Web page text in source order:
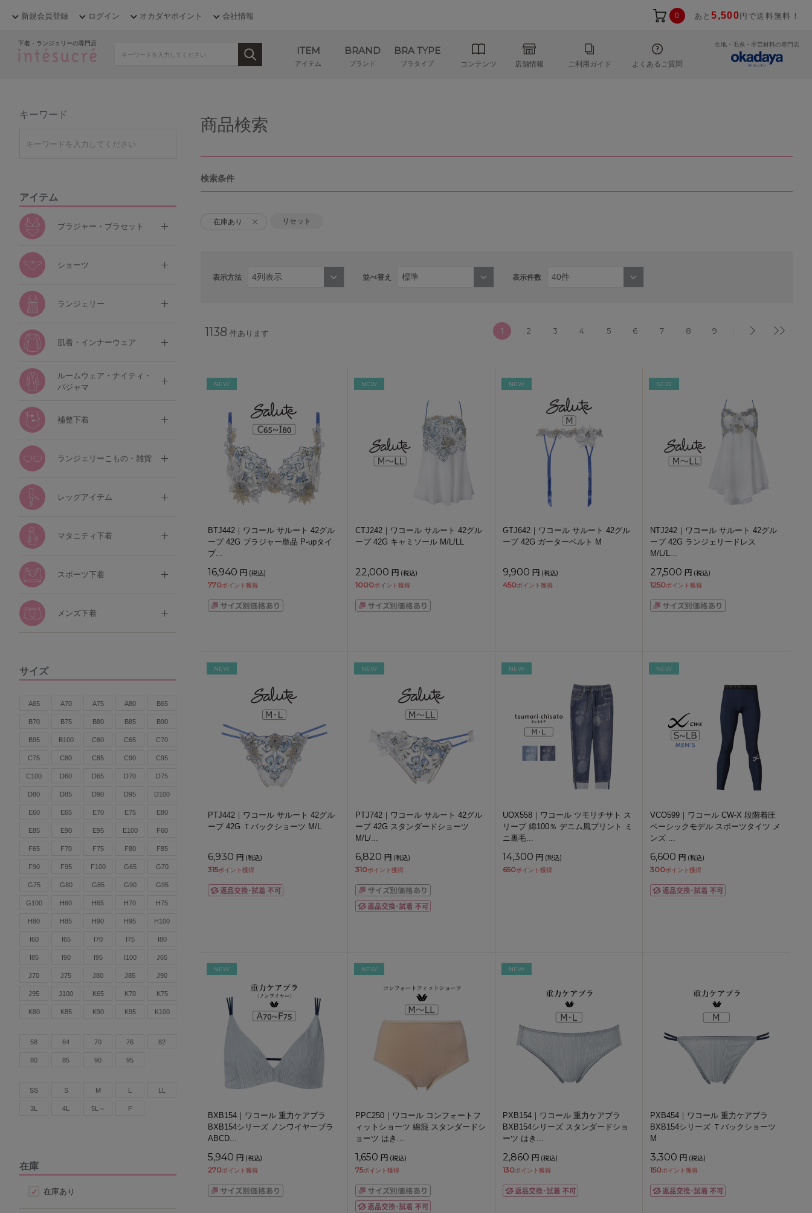
新規会員登録 ログイン オカダヤポイント 会社情報 0 あと5,500 円で送料無料！
下着・ランジェリーの専門店
ITEM
アイテム
BRAND
ブランド
BRA TYPE
ブラタイプ コンテンツ 店舗情報 ご利用ガイド よくあるご質問
生地・毛糸・手芸材料の専門店
キーワード
アイテム
ブラジャー・ブラセット
ショーツ
ランジェリー
肌着・インナーウェア
ルームウェア・ナイティ・
パジャマ
補整下着
ランジェリーこもの・雑貨
レッグアイテム
マタニティ下着
スポーツ下着
メンズ下着
サイズ
A65 A70 A75 A80 B65
B70 B75 B80 B85 B90
B95 B100 C60 C65 C70
C75 C80 C85 C90 C95
C100 D60 D65 D70 D75
D80 D85 D90 D95 D100
E60 E65 E70 E75 E80
E85 E90 E95 E100 F60
F65 F70 F75 F80 F85
F90 F95 F100 G65 G70
G75 G80 G85 G90 G95
G100 H60 H65 H70 H75
H80 H85 H90 H95 H100
I60 I65 I70 I75 I80
I85 I90 I95 I100 J65
J70 J75 J80 J85 J90
J95 J100 K65 K70 K75
K80 K85 K90 K95 K100
58 64 70 76 82
80 85 90 95
SS S M L LL
3L 4L 5L～ F
在庫
在庫あり
商品検索
検索条件
在庫あり リセット
表示方法 並べ替え 表示件数
1138 件あります 1 2 3 4 5 6 7 8 9
NEW
BTJ442｜ワコール サルート 42グル
ープ 42G ブラジャー単品 P-upタイ
プ...
16,940 円 (税込)
770ポイント獲得
NEW
CTJ242｜ワコール サルート 42グル
ープ 42G キャミソール M/L/LL
22,000 円 (税込)
1000ポイント獲得
NEW
GTJ642｜ワコール サルート 42グル
ープ 42G ガーターベルト M
9,900 円 (税込)
450ポイント獲得
NEW
NTJ242｜ワコール サルート 42グル
ープ 42G ランジェリードレス
M/L/L...
27,500 円 (税込)
1250ポイント獲得
NEW
PTJ442｜ワコール サルート 42グル
ープ 42G Ｔバックショーツ M/L
6,930 円 (税込)
315ポイント獲得
NEW
PTJ742｜ワコール サルート 42グル
ープ 42G スタンダードショーツ
M/L/...
6,820 円 (税込)
310ポイント獲得
NEW
UOX558｜ワコール ツモリチサト ス
リープ 綿100％ デニム風プリント ミ
ニ裏毛...
14,300 円 (税込)
650ポイント獲得
NEW
VCO599｜ワコール CW-X 段階着圧
ベーシックモデル スポーツタイツ メ
ンズ ...
6,600 円 (税込)
300ポイント獲得
NEW
BXB154｜ワコール 重力ケアブラ
BXB154シリーズ ノンワイヤーブラ
ABCD...
5,940 円 (税込)
270ポイント獲得
NEW
PPC250｜ワコール コンフォートフ
ィットショーツ 綿混 スタンダードシ
ョーツ はき ...
1,650 円 (税込)
75ポイント獲得
NEW
PXB154｜ワコール 重力ケアブラ
BXB154シリーズ スタンダードショ
ーツ はき ...
2,860 円 (税込)
130ポイント獲得
PXB454｜ワコール 重力ケアブラ
BXB154シリーズ Ｔバックショーツ
M
3,300 円 (税込)
150ポイント獲得